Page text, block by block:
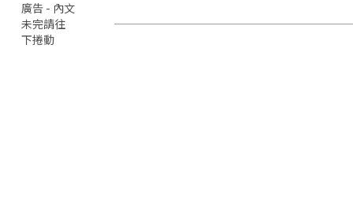
廣告 - 內文
未完請往
下捲動